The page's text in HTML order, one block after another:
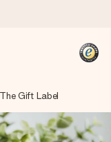
und schicken es
Zeitpunkt
zählt.
Gift Label